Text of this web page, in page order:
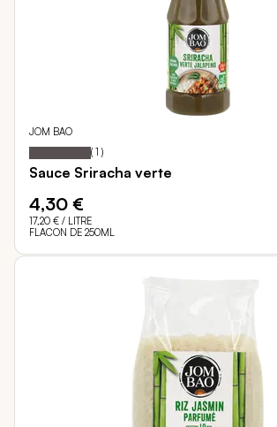
JOM BAO
Notation: 100
% of
( 1 )
Sauce Sriracha verte
4,30 €
17,20 € / LITRE
FLACON DE 250ML